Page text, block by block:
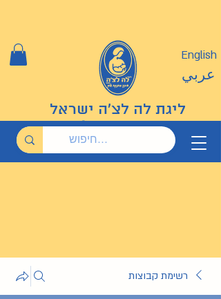
ליגת לה לצ'ה ישראל
English
عربي
רשימת קבוצות